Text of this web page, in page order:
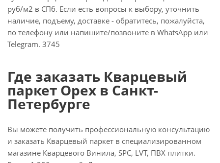
руб/м2 в СПб. Если есть вопросы к выбору, уточнить
наличие, подъему, доставке - обратитесь, пожалуйста,
по телефону или напишите/позвоните в WhatsApp или
Telegram. 3745
Где заказать Кварцевый
паркет Орех в Санкт-
Петербурге
Вы можете получить профессиональную консультацию
и заказать Кварцевый паркет в специализированном
магазине Кварцевого Винила, SPC, LVT, ПВХ плитки.